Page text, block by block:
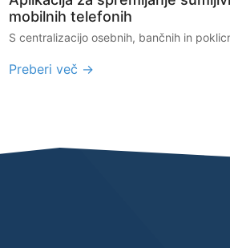
mobilnih telefonih
S centralizacijo osebnih, bančnih in
Preberi več →